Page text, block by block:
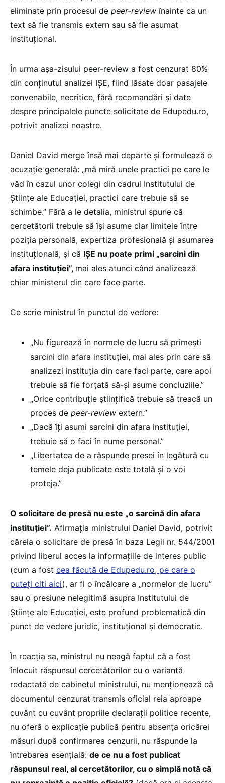
eliminate prin procesul de peer-review înainte ca un
text să fie transmis extern sau să fie asumat
instituțional.
În urma așa-zisului peer-review a fost cenzurat 80%
din conținutul analizei IȘE, fiind lăsate doar pasajele
convenabile, necritice, fără recomandări și date
despre principalele puncte solicitate de Edupedu.ro,
potrivit analizei noastre.
Daniel David merge însă mai departe și formulează o
acuzație generală: „mă miră unele practici pe care le
văd în cazul unor colegi din cadrul Institutului de
Științe ale Educației, practici care trebuie să se
schimbe.” Fără a le detalia, ministrul spune că
cercetătorii trebuie să își asume clar limitele între
poziția personală, expertiza profesională și asumarea
instituțională, și că IȘE nu poate primi „sarcini din
afara instituției”, mai ales atunci când analizează
chiar ministerul din care face parte.
Ce scrie ministrul în punctul de vedere:
„Nu figurează în normele de lucru să primești
sarcini din afara instituției, mai ales prin care să
analizezi instituția din care faci parte, care apoi
trebuie să fie forțată să-și asume concluziile.”
„Orice contribuție științifică trebuie să treacă un
proces de peer-review extern.”
„Dacă îți asumi sarcini din afara instituției,
trebuie să o faci în nume personal.”
„Libertatea de a răspunde presei în legătură cu
temele deja publicate este totală și o voi
proteja.”
O solicitare de presă nu este „o sarcină din afara
instituției”. Afirmația ministrului Daniel David, potrivit
căreia o solicitare de presă în baza Legii nr. 544/2001
privind liberul acces la informațiile de interes public
(cum a fost cea făcută de Edupedu.ro, pe care o
puteți citi aici), ar fi o încălcare a „normelor de lucru”
sau o presiune nelegitimă asupra Institutului de
Științe ale Educației, este profund problematică din
punct de vedere juridic, instituțional și democratic.
În reacția sa, ministrul nu neagă faptul că a fost
înlocuit răspunsul cercetătorilor cu o variantă
redactată de cabinetul ministrului, nu menționează că
documentul cenzurat transmis oficial reia aproape
cuvânt cu cuvânt propriile declarații politice recente,
nu oferă o explicație publică pentru absența oricărei
măsuri după confirmarea cenzurii, nu răspunde la
întrebarea esențială: de ce nu a fost publicat
răspunsul real, al cercetătorilor, cu o simplă notă că